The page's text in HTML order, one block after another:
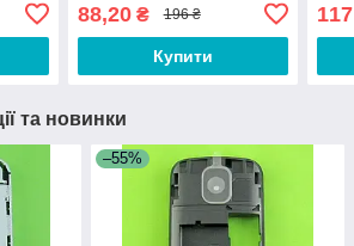
88,20₴ 196 ₴
Купити
та новинки
–55%